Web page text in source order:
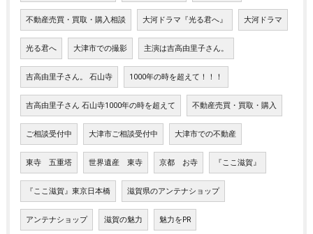
不動産売買・買取・購入相談 大河ドラマ『光る君へ』 大河ドラマ
光る君へ 大津市での撮影 主演は吉高由里子さん。
吉高由里子さん。 石山寺 1000年の時を超えて！！！
吉高由里子さん 石山寺1000年の時を超えて 不動産売買・買取・購入
ご相談受付中 大津市ご相談受付中 大津市での不動産
東寺 五重塔 世界遺産 東寺 京都 お寺 『ここ滋賀』
『ここ滋賀』東京日本橋 滋賀県のアンテナショップ
アンテナショップ 滋賀の魅力 魅力をPR